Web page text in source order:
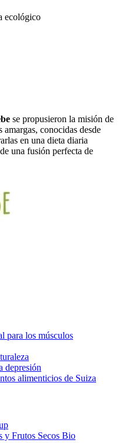
ecológico
se propusieron la misión de
conocidas desde
en una dieta diaria
una fusión perfecta de
para los músculos
depresión
alimenticios de Suiza
y Frutos Secos Bio